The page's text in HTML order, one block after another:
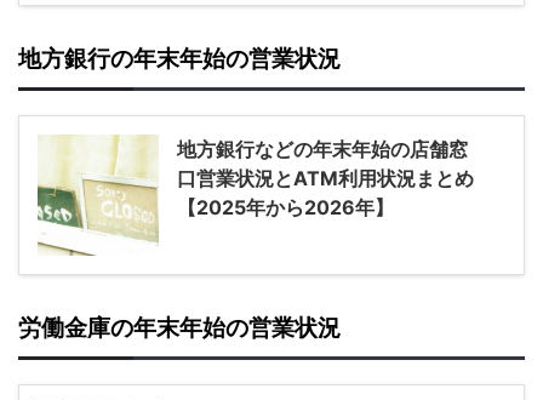
地方銀行の年末年始の営業状況
地方銀行などの年末年始の店舗窓
口営業状況とATM利用状況まとめ
【2025年から2026年】
労働金庫の年末年始の営業状況